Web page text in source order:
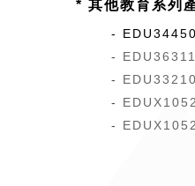
* 其他教育系列
-
-
- EDU33210
-
-